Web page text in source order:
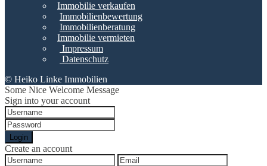
Immobilie verkaufen
Immobilienbewertung
Immobilienberatung
Immobilie vermieten
Impressum
Datenschutz
© Heiko Linke Immobilien
Some Nice Welcome Message
Sign into your account
Login
Create an account